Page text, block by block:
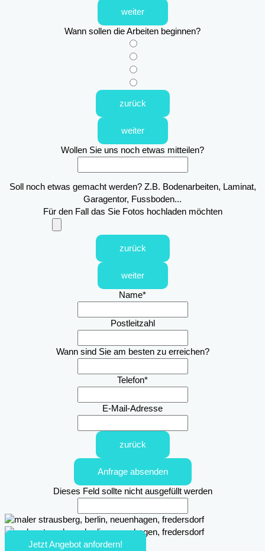
weiter
Wann sollen die Arbeiten beginnen?
zurück
weiter
Wollen Sie uns noch etwas mitteilen?
Soll noch etwas gemacht werden? Z.B. Bodenarbeiten, Laminat,
Garagentor, Fussboden...
Für den Fall das Sie Fotos hochladen möchten
zurück
weiter
Name*
Postleitzahl
Wann sind Sie am besten zu erreichen?
Telefon*
E-Mail-Adresse
zurück
Anfrage absenden
Dieses Feld sollte nicht ausgefüllt werden
Jetzt Angebot anfordern!